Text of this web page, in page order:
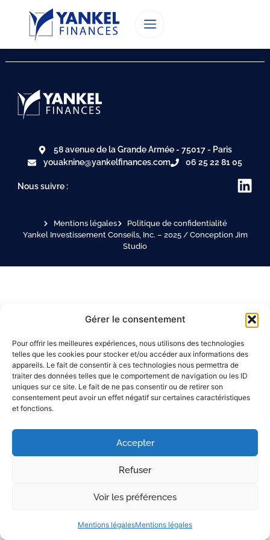
Gérer le consentement
Pour offrir les meilleures expériences, nous utilisons des technologies
telles que les cookies pour stocker et/ou accéder aux informations des
appareils. Le fait de consentir à ces technologies nous permettra de
traiter des données telles que le comportement de navigation ou les ID
uniques sur ce site. Le fait de ne pas consentir ou de retirer son
consentement peut avoir un effet négatif sur certaines caractéristiques
et fonctions.
Accepter
Refuser
Voir les préférences
Mentions légalesMentions légales
Nous suivre :
58 avenue de la Grande Armée - 75017 - Paris
youaknine@yankelfinances.com
06 25 22 81 05
Mentions légales
Politique de confidentialité
Yankel Investissement Conseils, Inc. – 2025 / Conception Jim
Studio